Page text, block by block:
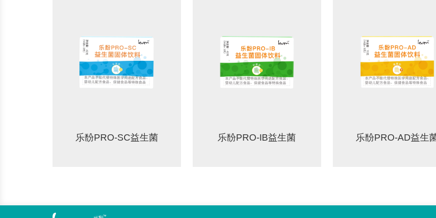
乐馚PRO-SC益生菌 乐馚PRO-IB益生菌 乐馚PRO-AD益生